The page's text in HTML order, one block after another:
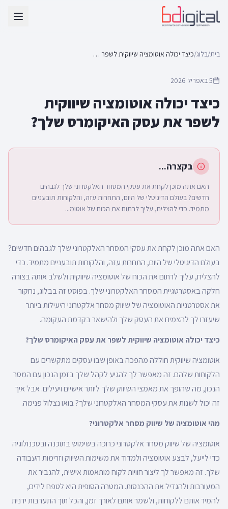
בית/בלוג/ כיצד יכולה אוטומציה שיווקית לשפר את עסק האיקומרס שלך?
5 באפריל 2026
כיצד יכולה אוטומציה שיווקית
לשפר את עסק האיקומרס שלך?
בקצרה...
האם אתה מוכן לקחת את עסקי המסחר האלקטרוני שלך לגבהים
חדשים? בעולם הדיגיטלי של היום, התחרות עזה, והלקוחות תובעניים
מתמיד. כדי להצליח, עליך לרתום את הכוח של אוטומ...
האם אתה מוכן לקחת את עסקי המסחר האלקטרוני שלך לגבהים חדשים?
בעולם הדיגיטלי של היום, התחרות עזה, והלקוחות תובעניים מתמיד. כדי
להצליח, עליך לרתום את הכוח של אוטומציה שיווקית ולשלב אותה בצורה
חלקה באסטרטגיית המסחר האלקטרוני שלך. בפוסט זה בבלוג, נחקור
את אסטרטגיות האוטומציה של שיווק מסחר אלקטרוני היעילות ביותר
שיעזרו לך להצמיח את העסק שלך ולהישאר בקדמת העקומה.
כיצד יכולה אוטומציה שיווקית לשפר את עסק האיקומרס שלך?
אוטומציה שיווקית חוללה מהפכה באופן שבו עסקים מתקשרים עם
הלקוחות שלהם. זה מאפשר לך להגיע לקהל שלך בזמן הנכון עם המסר
הנכון, מה שהופך את מאמצי השיווק שלך ליותר אישיים ויעילים. אבל איך
זה יכול לשנות את עסקי המסחר האלקטרוני שלך? בואו נצלול פנימה.
מהי אוטומציה של שיווק מסחר אלקטרוני?
אוטומציה של שיווק מסחר אלקטרוני כרוכה בשימוש בתוכנה ובטכנולוגיה
כדי לייעל, לבצע אוטומציה ולמדוד את משימות השיווק וזרימות העבודה
שלך. זה מאפשר לך ליצור חוויות לקוח מותאמות אישית, להגביר את
המעורבות ולהגדיל את ההכנסות. המטרה הסופית היא לטפח לידים,
להמיר אותם ללקוחות, ולשמר אותם לאורך זמן, והכל תוך התערבות ידנית